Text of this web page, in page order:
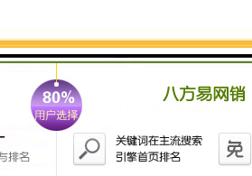
以方便的进行移动，还可以在任何
用，速度快且效益高。需要品质鹰